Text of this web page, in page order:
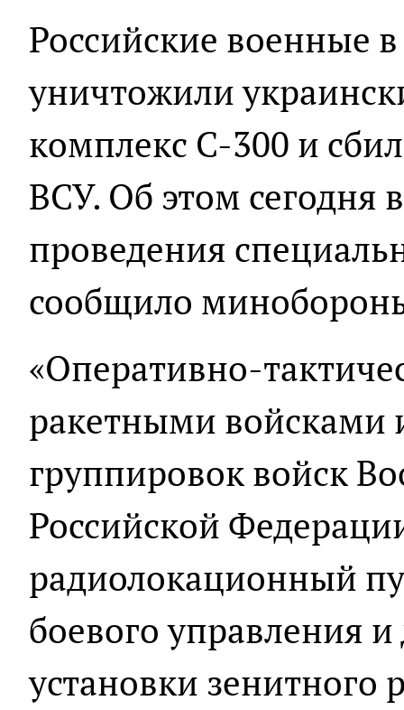
Российские военные
уничтожили
комплекс С-300 и
ВСУ. Об этом сегодня
проведения
сообщило
«Оперативно-
ракетными войсками
группировок войск
Российской
радиолокационный
боевого управления
установки зенитного